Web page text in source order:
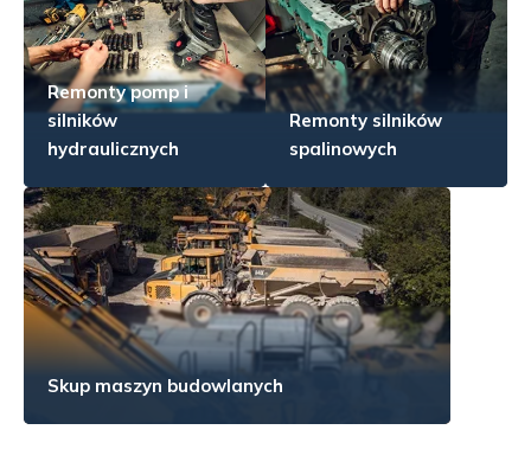
Remonty pomp i
silników
hydraulicznych
Remonty silników
spalinowych
Skup maszyn budowlanych